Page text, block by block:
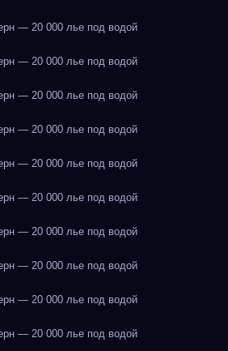
— 20 000 лье под водой
— 20 000 лье под водой
— 20 000 лье под водой
— 20 000 лье под водой
— 20 000 лье под водой
— 20 000 лье под водой
— 20 000 лье под водой
— 20 000 лье под водой
— 20 000 лье под водой
— 20 000 лье под водой